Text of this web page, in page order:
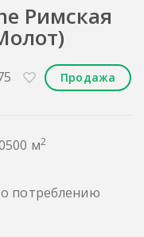
Римская
Продажа
м2
потреблению